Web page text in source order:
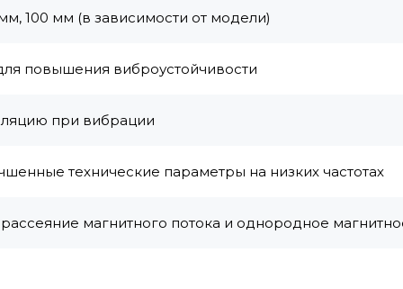
100 мм (в зависимости от модели)
повышения виброустойчивости
при вибрации
технические параметры на низких частотах
магнитного потока и однородное